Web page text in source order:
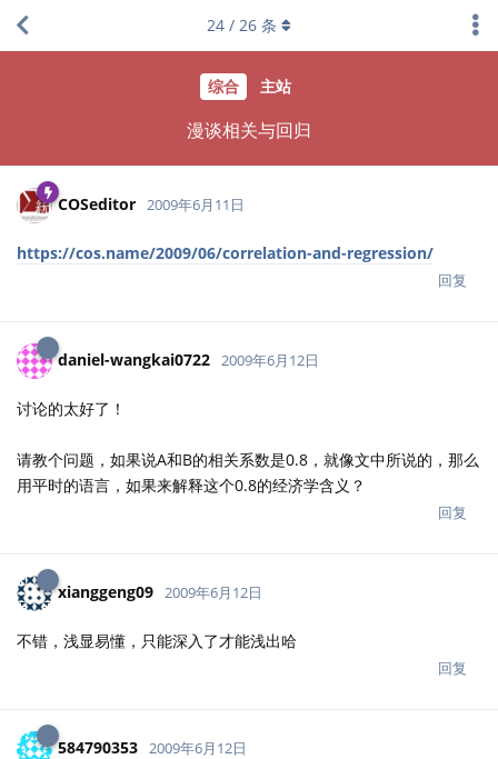
综合 主站
漫谈相关与回归
24 / 26 条
COSeditor 2009年6月11日
https://cos.name/2009/06/correlation-and-regression/
回复
daniel-wangkai0722 2009年6月12日
讨论的太好了！
请教个问题，如果说A和B的相关系数是0.8，就像文中所说的，那么
用平时的语言，如果来解释这个0.8的经济学含义？
回复
xianggeng09 2009年6月12日
不错，浅显易懂，只能深入了才能浅出哈
回复
584790353 2009年6月12日